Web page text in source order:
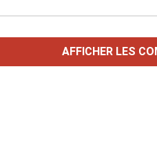
AFFICHER LES